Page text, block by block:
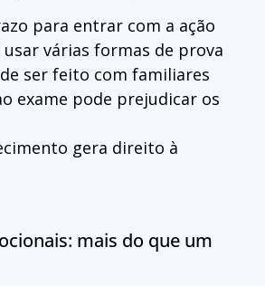
para entrar com a ação
usar várias formas de prova
ser feito com familiares
exame pode prejudicar os
gera direito à
mais do que um